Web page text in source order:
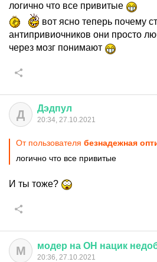
логично что все привитые
вот ясно теперь почему
антипривиочников они просто
через мозг понимают
Д Дэдпул
20:34, 27.10.2021
От пользователя безнадежная
логично что все привитые
И ты тоже?
М модер на ОН нацик
20:36, 27.10.2021